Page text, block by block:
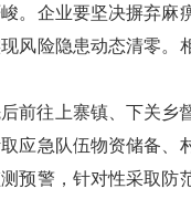
。企业要坚决摒弃麻
风险隐患动态清零
前往上寨镇、下关
应急队伍物资储备
预警，针对性采取